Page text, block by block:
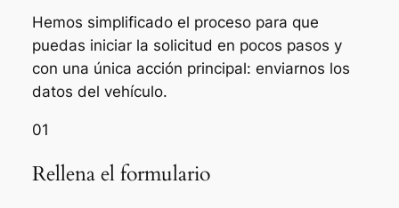
Hemos simplificado el proceso para que
puedas iniciar la solicitud en pocos pasos y
con una única acción principal: enviarnos los
datos del vehículo.
01
Rellena el formulario